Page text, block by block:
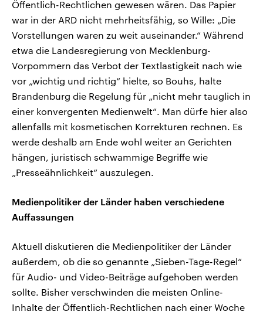
Öffentlich-Rechtlichen gewesen wären. Das Papier
war in der ARD nicht mehrheitsfähig, so Wille: „Die
Vorstellungen waren zu weit auseinander.“ Während
etwa die Landesregierung von Mecklenburg-
Vorpommern das Verbot der Textlastigkeit nach wie
vor „wichtig und richtig“ hielte, so Bouhs, halte
Brandenburg die Regelung für „nicht mehr tauglich in
einer konvergenten Medienwelt“. Man dürfe hier also
allenfalls mit kosmetischen Korrekturen rechnen. Es
werde deshalb am Ende wohl weiter an Gerichten
hängen, juristisch schwammige Begriffe wie
„Presseähnlichkeit“ auszulegen.
Medienpolitiker der Länder haben verschiedene
Auffassungen
Aktuell diskutieren die Medienpolitiker der Länder
außerdem, ob die so genannte „Sieben-Tage-Regel“
für Audio- und Video-Beiträge aufgehoben werden
sollte. Bisher verschwinden die meisten Online-
Inhalte der Öffentlich-Rechtlichen nach einer Woche